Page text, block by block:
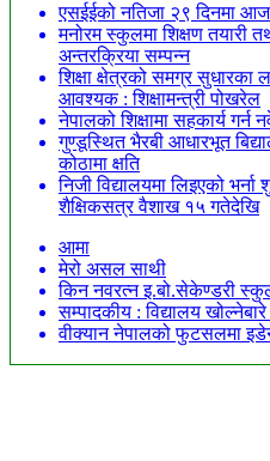
एसईईको नतिजा २९ दिनमा आज
मनोरम स्कुलमा शिक्षण तयारी
अन्तरक्रिया सम्पन्न
शिक्षा क्षेत्रको समग्र सुधारका
आवश्यक : शिक्षामन्त्री पोखरेल
नेपालको शिक्षामा सहकार्य गर्न
गुण्डूस्थित भैरबी आधारभूत
कोठामा क्षति
निजी विद्यालयमा लिइएको
शैक्षिकसत्र वैशाख १५ गतेदेखि
आमा
मेरो असल साथी
किन नवरत्न इ.बो.सेकेण्डरी
सम्पादकीय : विद्यालय
वीक्यान नेपालको फुटसलमा